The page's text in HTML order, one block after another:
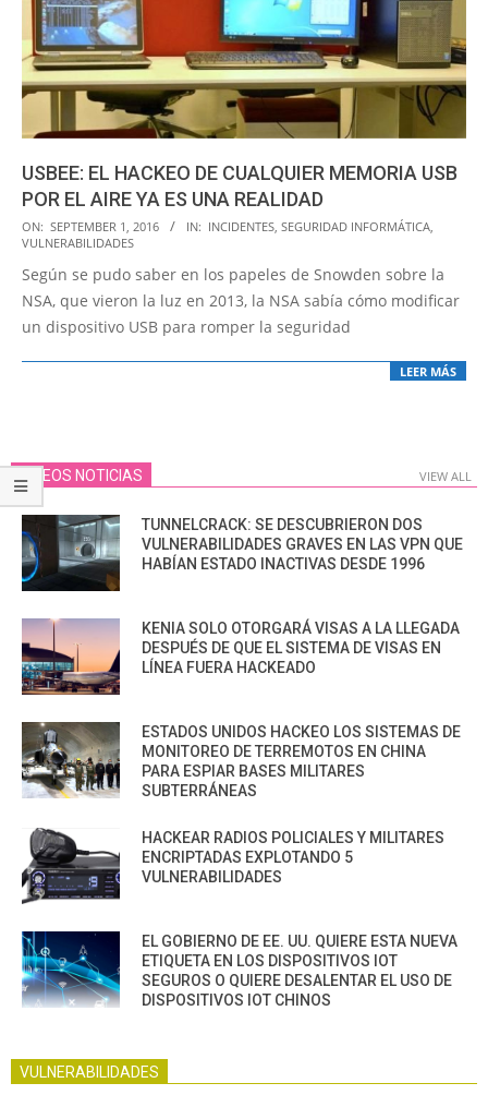
USBEE: EL HACKEO DE CUALQUIER MEMORIA USB
POR EL AIRE YA ES UNA REALIDAD
2016-
09-
01
ON: SEPTEMBER 1, 2016 IN: INCIDENTES SEGURIDAD INFORMÁTICA
VULNERABILIDADES
Según se pudo saber en los papeles de Snowden sobre la
NSA, que vieron la luz en 2013, la NSA sabía cómo modificar
un dispositivo USB para romper la seguridad
LEER MÁS
VIDEOS NOTICIAS VIEW ALL
TUNNELCRACK: SE DESCUBRIERON DOS
VULNERABILIDADES GRAVES EN LAS VPN QUE
HABÍAN ESTADO INACTIVAS DESDE 1996
KENIA SOLO OTORGARÁ VISAS A LA LLEGADA
DESPUÉS DE QUE EL SISTEMA DE VISAS EN
LÍNEA FUERA HACKEADO
ESTADOS UNIDOS HACKEO LOS SISTEMAS DE
MONITOREO DE TERREMOTOS EN CHINA
PARA ESPIAR BASES MILITARES
SUBTERRÁNEAS
HACKEAR RADIOS POLICIALES Y MILITARES
ENCRIPTADAS EXPLOTANDO 5
VULNERABILIDADES
EL GOBIERNO DE EE. UU. QUIERE ESTA NUEVA
ETIQUETA EN LOS DISPOSITIVOS IOT
SEGUROS O QUIERE DESALENTAR EL USO DE
DISPOSITIVOS IOT CHINOS
VULNERABILIDADES